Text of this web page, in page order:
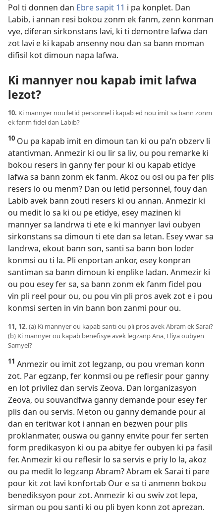
Pol ti donnen dan Ebre sapit 11 i pa konplet. Dan
Labib, i annan resi bokou zonm ek fanm, zenn konman
vye, diferan sirkonstans lavi, ki ti demontre lafwa dan
zot lavi e ki kapab ansenny nou dan sa bann moman
difisil kot dimoun napa lafwa.
Ki mannyer nou kapab imit lafwa
lezot?
10. Ki mannyer nou letid personnel i kapab ed nou imit sa bann zonm
ek fanm fidel dan Labib?
10 Ou pa kapab imit en dimoun tan ki ou pa’n obzerv li
atantivman. Anmezir ki ou lir sa liv, ou pou remarke ki
bokou resers in ganny fer pour ki ou kapab etidye
lafwa sa bann zonm ek fanm. Akoz ou osi ou pa fer plis
resers lo ou menm? Dan ou letid personnel, fouy dan
Labib avek bann zouti resers ki ou annan. Anmezir ki
ou medit lo sa ki ou pe etidye, esey mazinen ki
mannyer sa landrwa ti ete e ki mannyer lavi oubyen
sirkonstans sa dimoun ti ete dan sa letan. Esey vwar sa
landrwa, ekout bann son, santi sa bann bon loder
konmsi ou ti la. Pli enportan ankor, esey konpran
santiman sa bann dimoun ki enplike ladan. Anmezir ki
ou pou esey fer sa, sa bann zonm ek fanm fidel pou
vin pli reel pour ou, ou pou vin pli pros avek zot e i pou
konmsi serten in vin bann bon zanmi pour ou.
11, 12. (a) Ki mannyer ou kapab santi ou pli pros avek Abram ek Sarai?
(b) Ki mannyer ou kapab benefisye avek legzanp Ana, Eliya oubyen
Samyel?
11 Anmezir ou imit zot legzanp, ou pou vreman konn
zot. Par egzanp, fer konmsi ou pe reflesir pour ganny
en lot privilez dan servis Zeova. Dan lorganizasyon
Zeova, ou souvandfwa ganny demande pour esey fer
plis dan ou servis. Meton ou ganny demande pour al
dan en teritwar kot i annan en bezwen pour plis
proklanmater, ouswa ou ganny envite pour fer serten
form predikasyon ki ou pa abitye fer oubyen ki pa fasil
fer. Anmezir ki ou reflesir lo sa servis e priy lo la, akoz
ou pa medit lo legzanp Abram? Abram ek Sarai ti pare
pour kit zot lavi konfortab Our e sa ti anmenn bokou
benediksyon pour zot. Anmezir ki ou swiv zot lepa,
sirman ou pou santi ki ou pli byen konn zot aprezan.